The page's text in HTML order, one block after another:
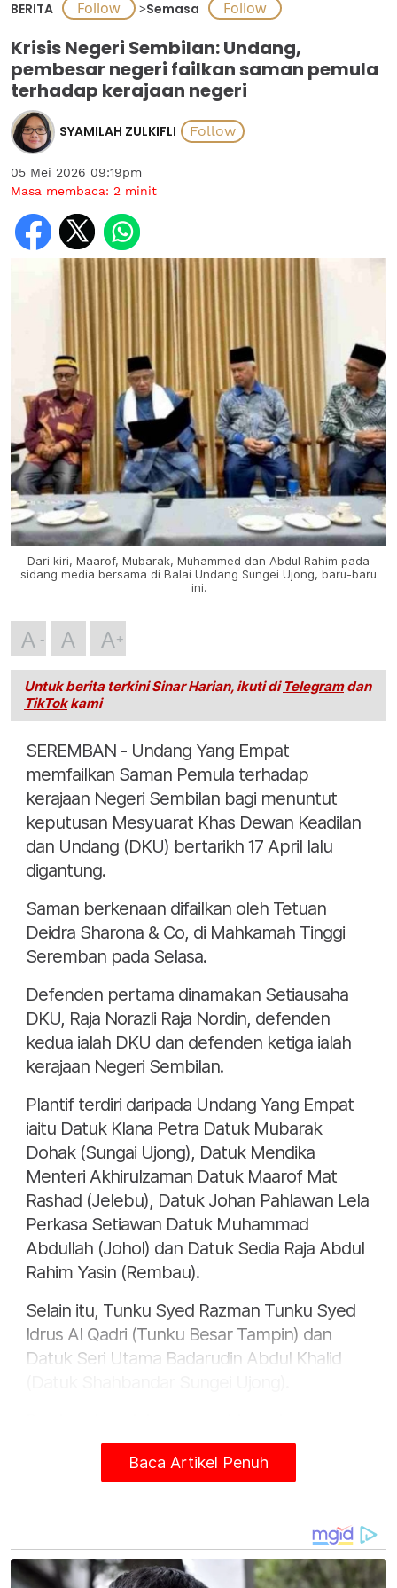
BERITA >Semasa
Krisis Negeri Sembilan: Undang,
pembesar negeri failkan saman pemula
terhadap kerajaan negeri
SYAMILAH ZULKIFLI
05 Mei 2026 09:19pm
Masa membaca: 2 minit
Dari kiri, Maarof, Mubarak, Muhammed dan Abdul Rahim pada
sidang media bersama di Balai Undang Sungei Ujong, baru-baru
ini.
A A A
Untuk berita terkini Sinar Harian, ikuti di Telegramdan
TikTokkami
SEREMBAN - Undang Yang Empat
memfailkan Saman Pemula terhadap
kerajaan Negeri Sembilan bagi menuntut
keputusan Mesyuarat Khas Dewan Keadilan
dan Undang (DKU) bertarikh 17 April lalu
digantung.
Saman berkenaan difailkan oleh Tetuan
Deidra Sharona & Co, di Mahkamah Tinggi
Seremban pada Selasa.
Defenden pertama dinamakan Setiausaha
DKU, Raja Norazli Raja Nordin, defenden
kedua ialah DKU dan defenden ketiga ialah
kerajaan Negeri Sembilan.
Plantif terdiri daripada Undang Yang Empat
iaitu Datuk Klana Petra Datuk Mubarak
Dohak (Sungai Ujong), Datuk Mendika
Menteri Akhirulzaman Datuk Maarof Mat
Rashad (Jelebu), Datuk Johan Pahlawan Lela
Perkasa Setiawan Datuk Muhammad
Abdullah (Johol) dan Datuk Sedia Raja Abdul
Rahim Yasin (Rembau).
Selain itu, Tunku Syed Razman Tunku Syed
Idrus Al Qadri (Tunku Besar Tampin) dan
Datuk Seri Utama Badarudin Abdul Khalid
dikongsi peguam, plaintif memohon deklarasi
bahawa mereka berhak mendapatkan
Baca Artikel Penuh